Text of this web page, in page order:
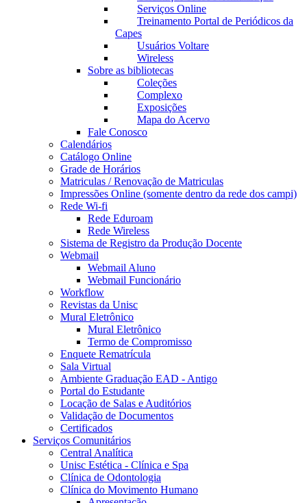
Serviços Online
Treinamento Portal de Periódicos da
Capes
Usuários Voltare
Wireless
Sobre as bibliotecas
Coleções
Complexo
Exposições
Mapa do Acervo
Fale Conosco
Calendários
Catálogo Online
Grade de Horários
Matriculas / Renovação de Matriculas
Impressões Online (somente dentro da rede dos campi)
Rede Wi-fi
Rede Eduroam
Rede Wireless
Sistema de Registro da Produção Docente
Webmail
Webmail Aluno
Webmail Funcionário
Workflow
Revistas da Unisc
Mural Eletrônico
Mural Eletrônico
Termo de Compromisso
Enquete Rematrícula
Sala Virtual
Ambiente Graduação EAD - Antigo
Portal do Estudante
Locação de Salas e Auditórios
Validação de Documentos
Certificados
Serviços Comunitários
Central Analítica
Unisc Estética - Clínica e Spa
Clínica de Odontologia
Clínica do Movimento Humano